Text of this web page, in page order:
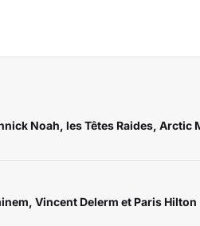
Noah, les Têtes Raides, Arctic
Vincent Delerm et Paris Hilton